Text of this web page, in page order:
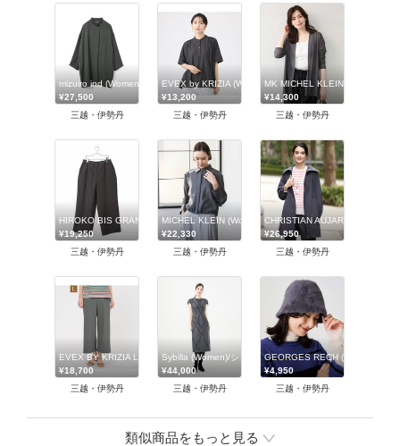
mizuiro ind (Women)/ミズイロインド
¥27,500
三越・伊勢丹
EVEX by KRIZIA (Women)/エヴェックス バイ クリツィア
¥13,200
三越・伊勢丹
MK MICHEL KLEIN (Women)/エ
¥14,300
三越・伊勢丹
HIROKO BIS GRANDE (Women)/ヒロコビスグランデ
¥19,250
三越・伊勢丹
MICHEL KLEIN (Women)/ミッシェルクラン
¥22,330
三越・伊勢丹
CHRISTIAN AUJARD (Women/
¥26,950
三越・伊勢丹
EVEX BY KRIZIA L (Women/大きいサイズ)/エヴェックス バイ クリツィアL
¥18,700
三越・伊勢丹
Sybilla (Women)/シビラ
¥44,000
三越・伊勢丹
GEORGES RECH (Women)/ジ
¥4,950
三越・伊勢丹
類似商品をもっと見る